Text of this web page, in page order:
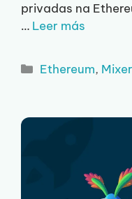
privadas na
… Leer más
Categorias
Ethereum, Mixer